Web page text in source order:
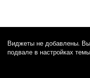
Виджеты не добавлены.
подвале в настройках